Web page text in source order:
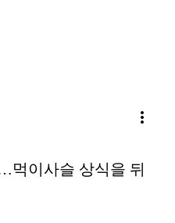
more_vert
먹이사슬 상식을 뒤